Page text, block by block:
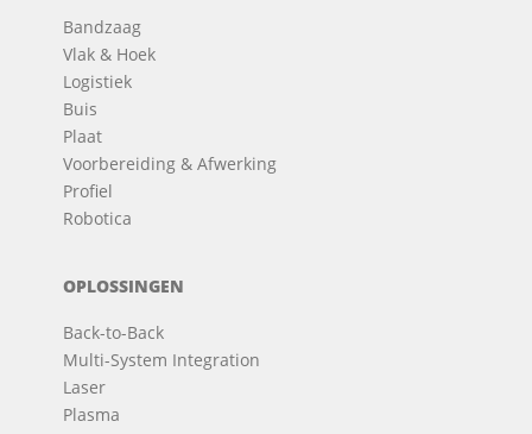
Bandzaag
Vlak & Hoek
Logistiek
Buis
Plaat
Voorbereiding & Afwerking
Profiel
Robotica
OPLOSSINGEN
Back-to-Back
Multi-System Integration
Laser
Plasma